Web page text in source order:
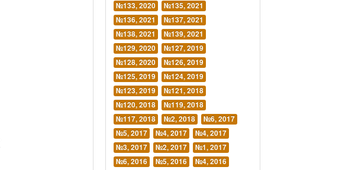
№133, 2020
№135, 2021
№136, 2021
№137, 2021
№138, 2021
№139, 2021
№129, 2020
№127, 2019
№128, 2020
№126, 2019
№125, 2019
№124, 2019
№123, 2019
№121, 2018
№120, 2018
№119, 2018
№117, 2018
№2, 2018
№6, 2017
№5, 2017
№4, 2017
№4, 2017
№3, 2017
№2, 2017
№1, 2017
№6, 2016
№5, 2016
№4, 2016